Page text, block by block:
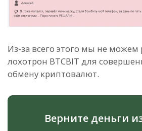
Из-за всего этого мы не можем
лохотрон BTCBIT для
обмену криптовалют.
Верните деньги